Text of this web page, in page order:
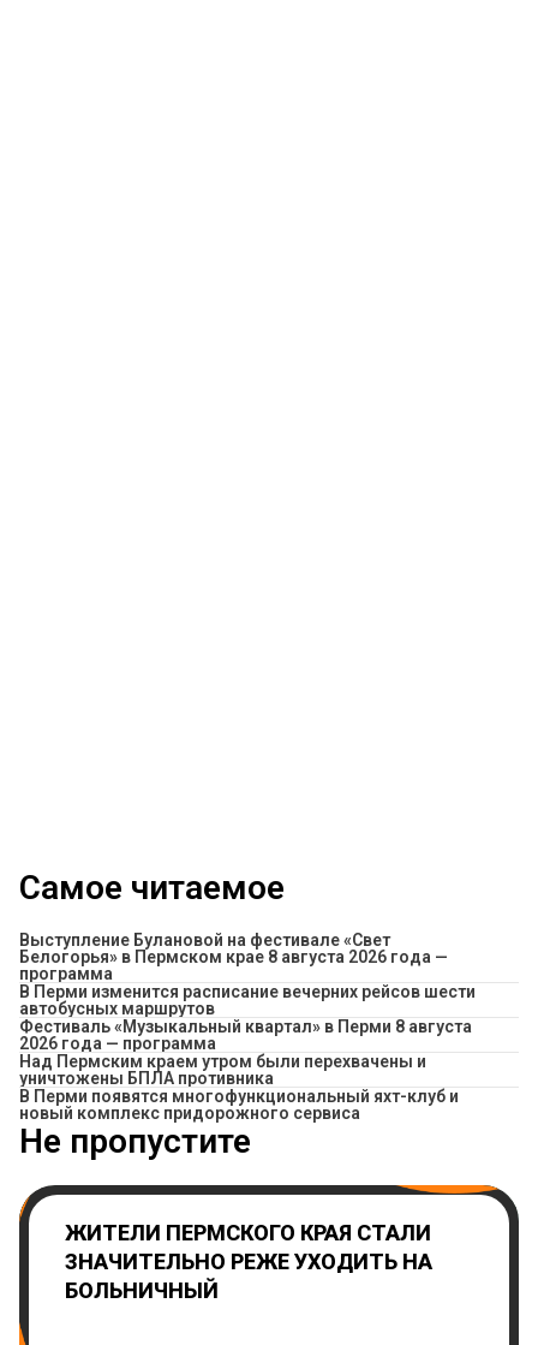
Самое читаемое
Выступление Булановой на фестивале «Свет
Белогорья» в Пермском крае 8 августа 2026 года —
программа
​В Перми изменится расписание вечерних рейсов шести
автобусных маршрутов
Фестиваль «Музыкальный квартал» в Перми 8 августа
2026 года — программа
Над Пермским краем утром были перехвачены и
уничтожены БПЛА противника
В Перми появятся многофункциональный яхт-клуб и
новый комплекс придорожного сервиса
Не пропустите
ЖИТЕЛИ ПЕРМСКОГО КРАЯ СТАЛИ
ЗНАЧИТЕЛЬНО РЕЖЕ УХОДИТЬ НА
БОЛЬНИЧНЫЙ